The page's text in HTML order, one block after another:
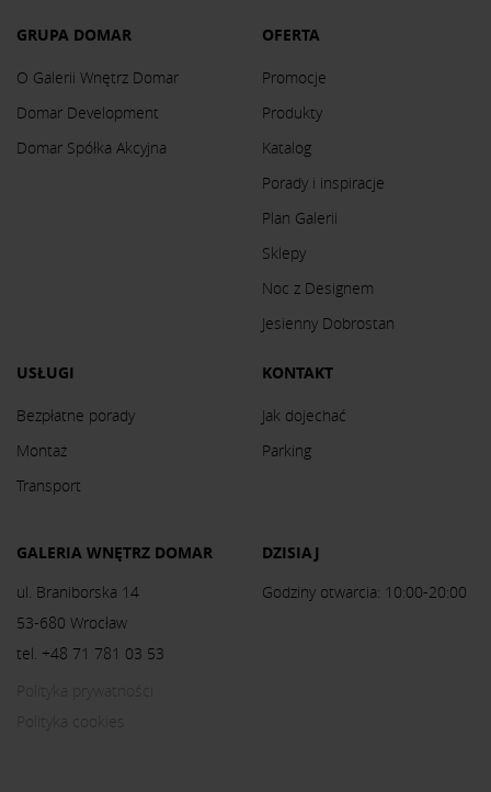
GRUPA DOMAR
O Galerii Wnętrz Domar
Domar Development
Domar Spółka Akcyjna
OFERTA
Promocje
Produkty
Katalog
Porady i inspiracje
Plan Galerii
Sklepy
Noc z Designem
Jesienny Dobrostan
USŁUGI
Bezpłatne porady
Montaż
Transport
KONTAKT
Jak dojechać
Parking
GALERIA WNĘTRZ DOMAR
ul. Braniborska 14
53-680 Wrocław
tel. +48 71 781 03 53
DZISIAJ
Godziny otwarcia: 10:00-20:00